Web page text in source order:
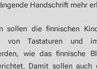
Handschrift mehr
sollen die finnischen
von Tastaturen und im
wie das finnische
Damit sollen auch